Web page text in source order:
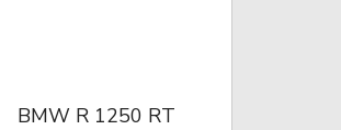
BMW R 1250 RT